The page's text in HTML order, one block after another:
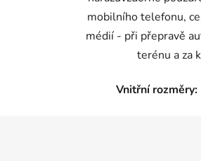
mobilního telefonu,
médií - při přepravě
terénu a za
Vnitřní